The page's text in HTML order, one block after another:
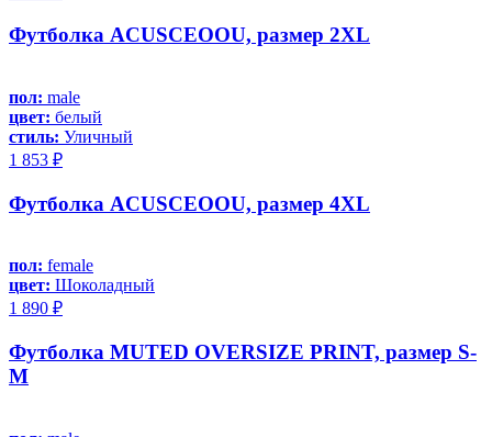
Футболка ACUSCEOOU, размер 2XL
пол: male
цвет: белый
стиль: Уличный
1 853 ₽
Футболка ACUSCEOOU, размер 4XL
пол: female
цвет: Шоколадный
1 890 ₽
Футболка MUTED OVERSIZE PRINT, размер S-
M